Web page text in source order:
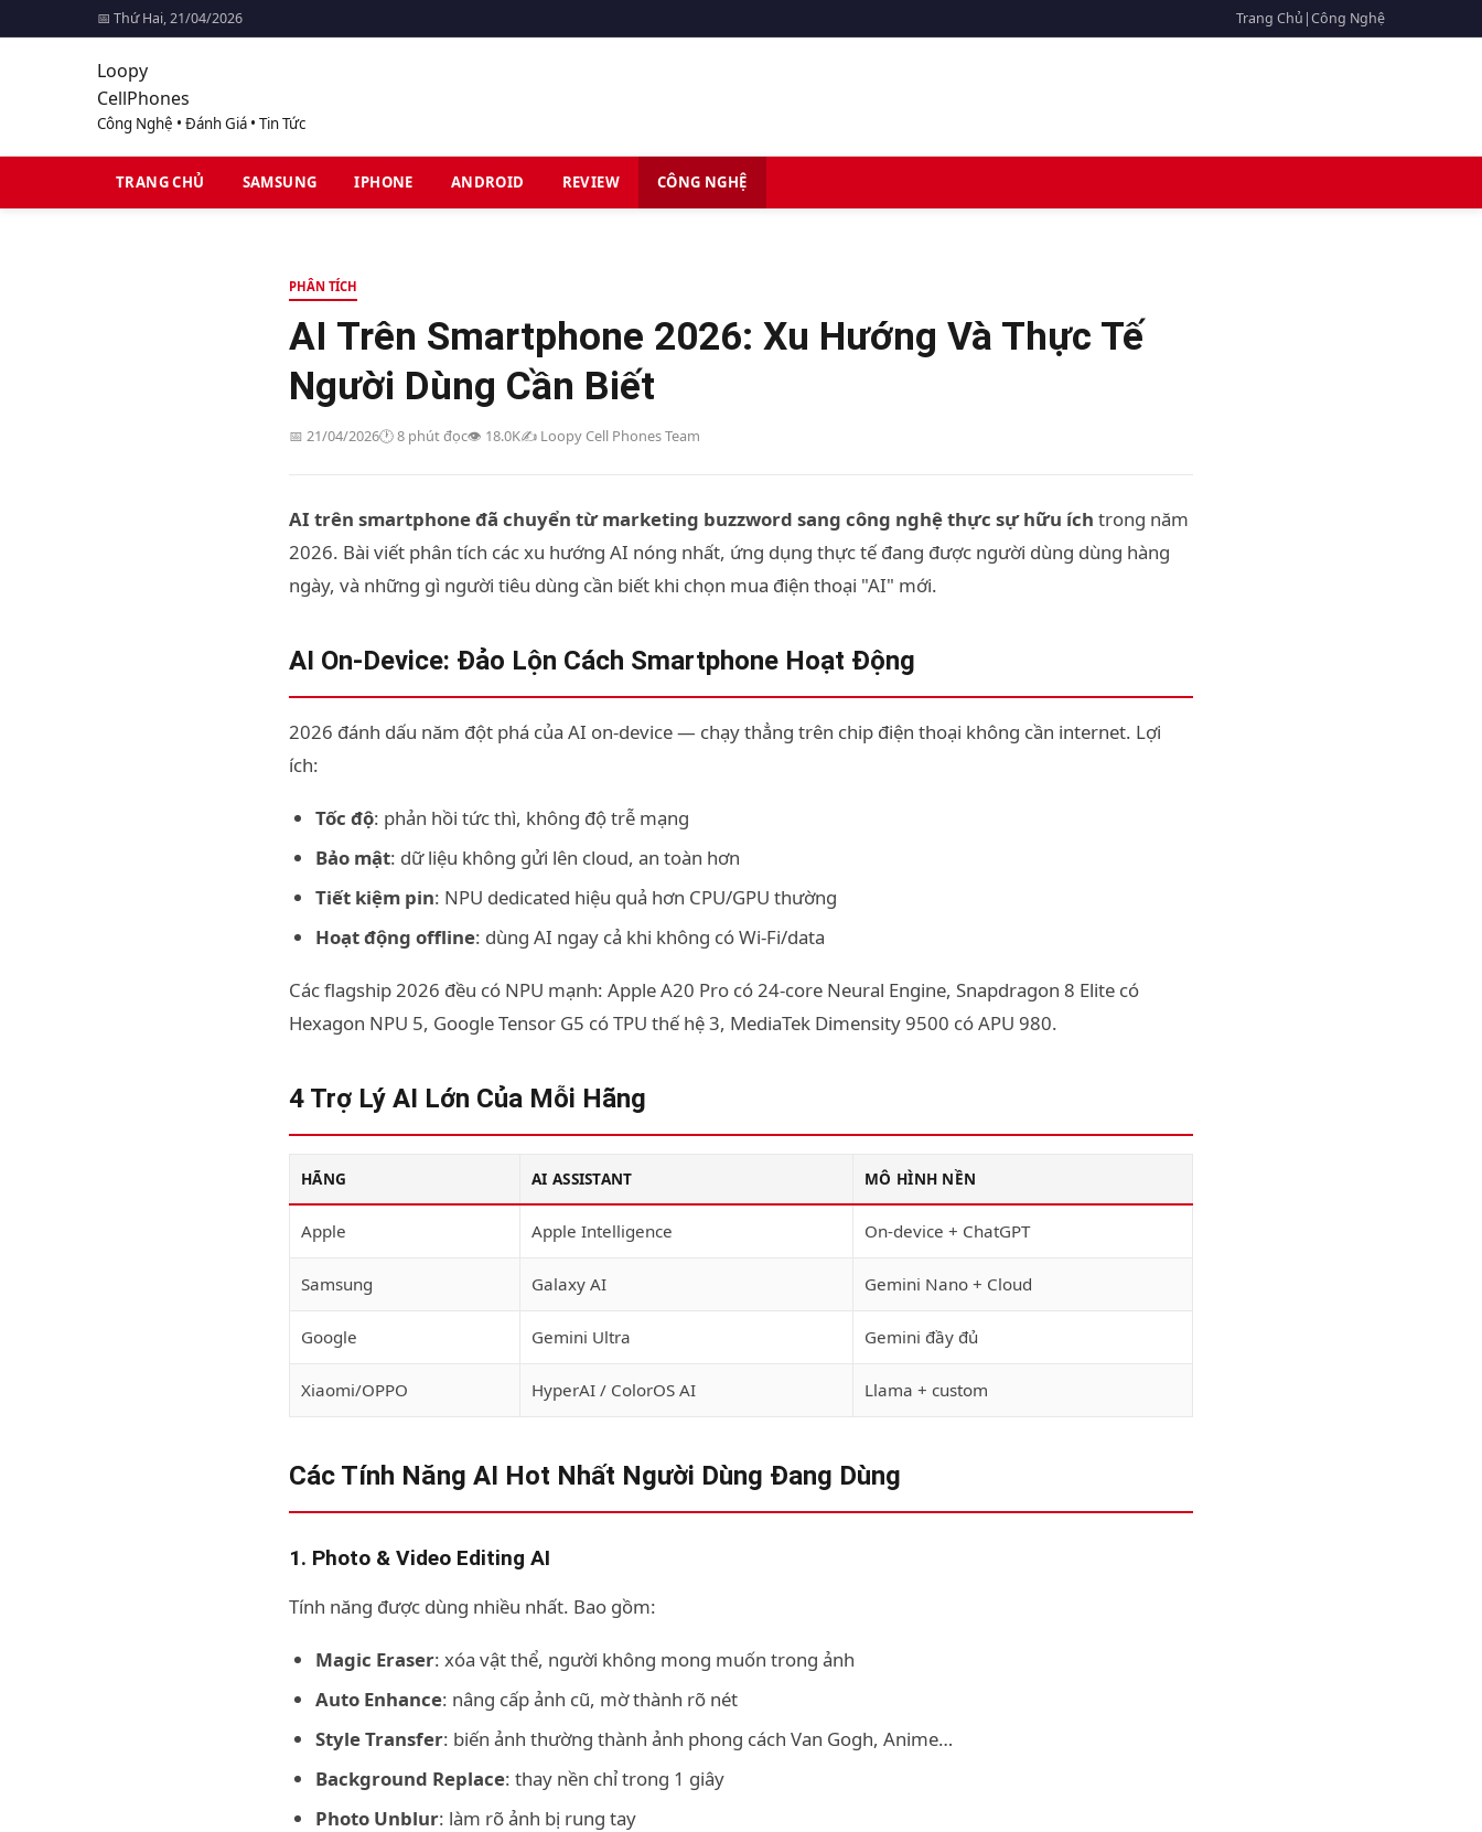
📅 Thứ Hai, 21/04/2026 Trang Chủ |Công Nghệ
Loopy
CellPhones
Công Nghệ • Đánh Giá • Tin Tức
TRANG CHỦ SAMSUNG IPHONE ANDROID REVIEW CÔNG NGHỆ
PHÂN TÍCH
AI Trên Smartphone 2026: Xu Hướng Và Thực Tế
Người Dùng Cần Biết
📅 21/04/2026🕐 8 phút đọc👁️ 18.0K✍️ Loopy Cell Phones Team
AI trên smartphone đã chuyển từ marketing buzzword sang công nghệ thực sự hữu ích trong năm
2026. Bài viết phân tích các xu hướng AI nóng nhất, ứng dụng thực tế đang được người dùng dùng hàng
ngày, và những gì người tiêu dùng cần biết khi chọn mua điện thoại "AI" mới.
AI On-Device: Đảo Lộn Cách Smartphone Hoạt Động
2026 đánh dấu năm đột phá của AI on-device — chạy thẳng trên chip điện thoại không cần internet. Lợi
ích:
Tốc độ: phản hồi tức thì, không độ trễ mạng
Bảo mật: dữ liệu không gửi lên cloud, an toàn hơn
Tiết kiệm pin: NPU dedicated hiệu quả hơn CPU/GPU thường
Hoạt động offline: dùng AI ngay cả khi không có Wi-Fi/data
Các flagship 2026 đều có NPU mạnh: Apple A20 Pro có 24-core Neural Engine, Snapdragon 8 Elite có
Hexagon NPU 5, Google Tensor G5 có TPU thế hệ 3, MediaTek Dimensity 9500 có APU 980.
4 Trợ Lý AI Lớn Của Mỗi Hãng
HÃNG AI ASSISTANT MÔ HÌNH NỀN
Apple Apple Intelligence On-device + ChatGPT
Samsung Galaxy AI Gemini Nano + Cloud
Google Gemini Ultra Gemini đầy đủ
Xiaomi/OPPO HyperAI / ColorOS AI Llama + custom
Các Tính Năng AI Hot Nhất Người Dùng Đang Dùng
1. Photo & Video Editing AI
Tính năng được dùng nhiều nhất. Bao gồm:
Magic Eraser: xóa vật thể, người không mong muốn trong ảnh
Auto Enhance: nâng cấp ảnh cũ, mờ thành rõ nét
Style Transfer: biến ảnh thường thành ảnh phong cách Van Gogh, Anime…
Background Replace: thay nền chỉ trong 1 giây
Photo Unblur: làm rõ ảnh bị rung tay